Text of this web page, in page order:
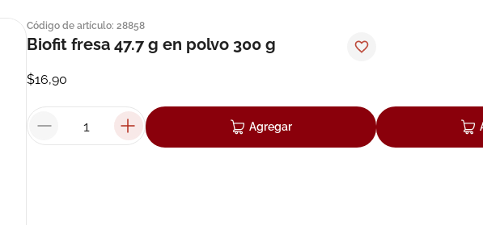
Código de artículo: 28858
Biofit fresa 47.7 g en polvo 300 g
$16,90
Agregar